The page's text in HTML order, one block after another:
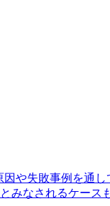
や失敗事例を通
みなされるケー